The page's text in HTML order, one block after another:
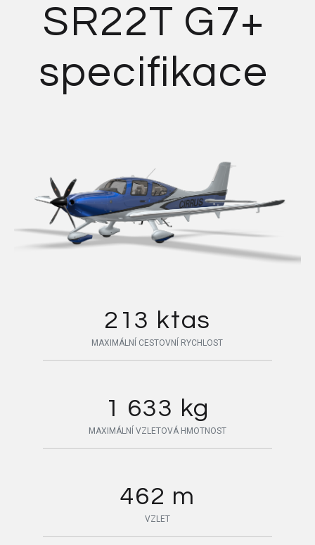
SR22T G7+
specifikace
213 ktas
MAXIMÁLNÍ CESTOVNÍ RYCHLOST
1 633 kg
MAXIMÁLNÍ VZLETOVÁ HMOTNOST
462 m
VZLET